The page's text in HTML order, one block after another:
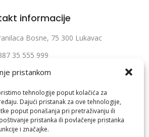
pristankom
tehnologije poput kolačića za
Dajući pristanak za ove tehnologije,
poput ponašanja pri pretraživanju ili
pristanka ili povlačenje pristanka
i značajke.
informacije
Bosne, 75 300 Lukavac
35 555 999